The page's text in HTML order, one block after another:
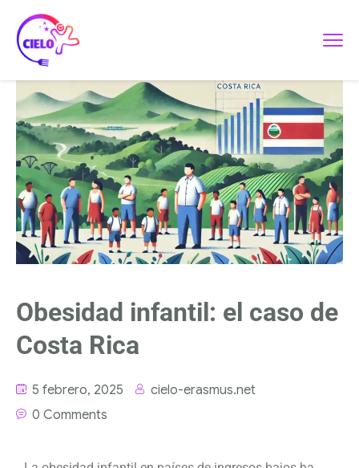
Obesidad infantil: el caso de
Costa Rica
5 febrero, 2025
cielo-erasmus.net
0 Comments